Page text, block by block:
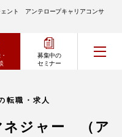
ント アンテロープキャリアコンサ
募集中の
セミナー
転職・求人
ネジャー （ア